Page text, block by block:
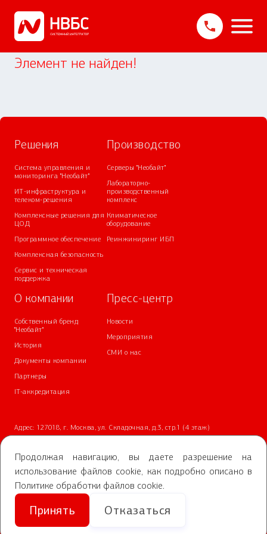
Элемент не найден!
Решения
Система управления и
мониторинга "Необайт"
ИТ-инфраструктура и
телеком-решения
Комплексные решения для
ЦОД
Программное обеспечение
Комплексная безопасность
Сервис и техническая
поддержка
Производство
Серверы "Необайт"
Лабораторно-
производственный
комплекс
Климатическое
оборудование
Реинжиниринг ИБП
О компании
Собственный бренд
"Необайт"
История
Документы компании
Партнеры
IT-аккредитация
Пресс-центр
Новости
Мероприятия
СМИ о нас
Адрес: 127018, г. Москва, ул. Складочная, д.3, стр.1 (4 этаж)
Телефон:+7 (499) 700-05-05
2025 АО «НВБС»
Политика обработки персональных данных
Условия обработки персональных данных
Правила акции «Выиграй Айфон 17 Про»
Продолжая навигацию, вы даете разрешение на
использование файлов cookie, как подробно описано в
Политике обработки файлов cookie.
Принять Отказаться